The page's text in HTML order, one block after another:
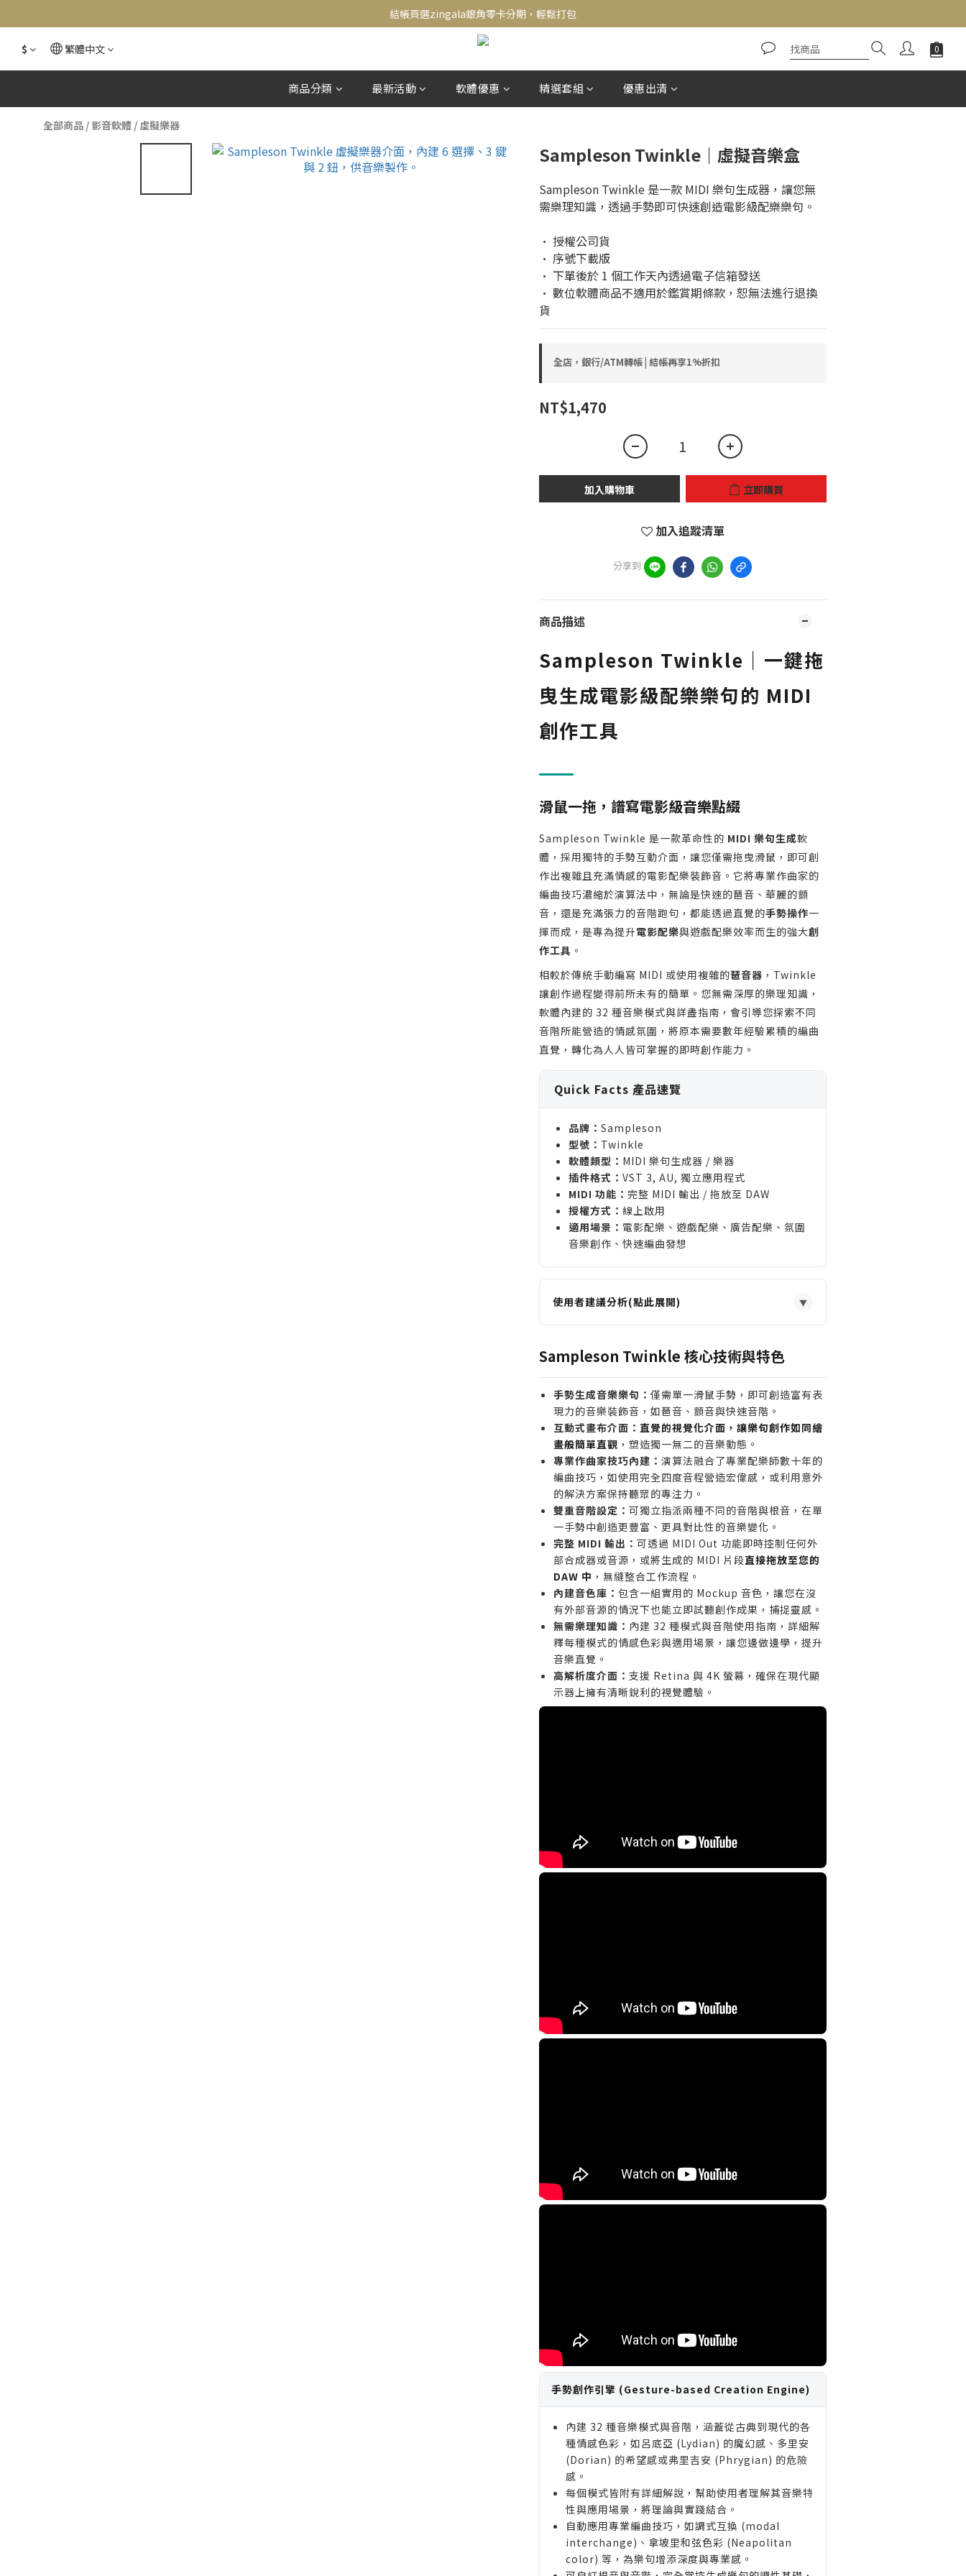
新會員送500！滿額最高回饋2000，刷卡最高12期零利率，馬上了解👉
結帳頁選zingala銀角零卡分期，輕鬆打包
新會員送500！滿額最高回饋2000，刷卡最高12期零利率，馬上了解👉
$ 繁體中文
商品分類 最新活動 軟體優惠 精選套組 優惠出清
全部商品 / 影音軟體 / 虛擬樂器
Sampleson Twinkle｜虛擬音樂盒
Sampleson Twinkle 是一款 MIDI 樂句生成器，讓您無
需樂理知識，透過手勢即可快速創造電影級配樂樂句。
• 授權公司貨
• 序號下載版
• 下單後於 1 個工作天內透過電子信箱發送
• 數位軟體商品不適用於鑑賞期條款，恕無法進行退換
貨
全店，銀行/ATM轉帳 | 結帳再享1%折扣
NT$1,470
加入購物車 立即購買
加入追蹤清單
分享到
商品描述
Sampleson Twinkle｜一鍵拖
曳生成電影級配樂樂句的 MIDI
創作工具
滑鼠一拖，譜寫電影級音樂點綴
Sampleson Twinkle 是一款革命性的 MIDI 樂句生成軟
體，採用獨特的手勢互動介面，讓您僅需拖曳滑鼠，即可創
作出複雜且充滿情感的電影配樂裝飾音。它將專業作曲家的
編曲技巧濃縮於演算法中，無論是快速的琶音、華麗的顫
音，還是充滿張力的音階跑句，都能透過直覺的手勢操作一
揮而成，是專為提升電影配樂與遊戲配樂效率而生的強大創
作工具 。
相較於傳統手動編寫 MIDI 或使用複雜的琶音器 ，Twinkle
讓創作過程變得前所未有的簡單。您無需深厚的樂理知識，
軟體內建的 32 種音樂模式與詳盡指南，會引導您探索不同
音階所能營造的情感氛圍，將原本需要數年經驗累積的編曲
直覺，轉化為人人皆可掌握的即時創作能力。
Quick Facts 產品速覽
品牌： Sampleson
型號： Twinkle
軟體類型： MIDI 樂句生成器 / 樂器
插件格式： VST 3, AU, 獨立應用程式
MIDI 功能： 完整 MIDI 輸出 / 拖放至 DAW
授權方式： 線上啟用
適用場景： 電影配樂、遊戲配樂、廣告配樂、氛圍
音樂創作、快速編曲發想
使用者建議分析(點此展開) ▼
電影或遊戲配樂家，需要快速生成過場、點綴或背
景樂句以提升工作效率。
不熟悉樂理但想創作具備專業感的音樂片段的編曲
新手或製作人。
電子音樂製作人，想為作品增添有機、人性化的琶
音與快速樂句，打破制式感。
誰不適合購買
需要深度手動編輯每個 MIDI 音符，追求完全客製化
控制的編曲專家。
主要使用 Pro Tools 作為 DAW 的用戶 (因
Twinkle 不支援 AAX 格式)。
尋找完整音源庫而非 MIDI 生成工具的使用者 (其核
心為 MIDI 生成)。
Sampleson Twinkle 核心技術與特色
手勢生成音樂樂句： 僅需單一滑鼠手勢，即可創造富有表
現力的音樂裝飾音，如琶音、顫音與快速音階。
互動式畫布介面： 直覺的視覺化介面，讓樂句創作如同繪
畫般簡單直觀 ，塑造獨一無二的音樂動態。
專業作曲家技巧內建： 演算法融合了專業配樂師數十年的
編曲技巧，如使用完全四度音程營造宏偉感，或利用意外
的解決方案保持聽眾的專注力。
雙重音階設定： 可獨立指派兩種不同的音階與根音，在單
一手勢中創造更豐富、更具對比性的音樂變化。
完整 MIDI 輸出： 可透過 MIDI Out 功能即時控制任何外
部合成器或音源，或將生成的 MIDI 片段直接拖放至您的
DAW 中 ，無縫整合工作流程。
內建音色庫： 包含一組實用的 Mockup 音色，讓您在沒
有外部音源的情況下也能立即試聽創作成果，捕捉靈感。
無需樂理知識： 內建 32 種模式與音階使用指南，詳細解
釋每種模式的情感色彩與適用場景，讓您邊做邊學，提升
音樂直覺。
高解析度介面： 支援 Retina 與 4K 螢幕，確保在現代顯
示器上擁有清晰銳利的視覺體驗。
手勢創作引擎 (Gesture-based Creation Engine)
內建 32 種音樂模式與音階，涵蓋從古典到現代的各
種情感色彩，如呂底亞 (Lydian) 的魔幻感、多里安
(Dorian) 的希望感或弗里吉安 (Phrygian) 的危險
感。
每個模式皆附有詳細解說，幫助使用者理解其音樂特
性與應用場景，將理論與實踐結合。
自動應用專業編曲技巧，如調式互換 (modal
interchange)、拿坡里和弦色彩 (Neapolitan
color) 等，為樂句增添深度與專業感。
立即購買